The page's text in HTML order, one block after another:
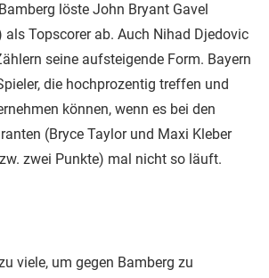
löste John Bryant Gavel
als Topscorer ab. Auch Nihad Djedovic
seine aufsteigende Form. Bayern
die hochprozentig treffen und
können, wenn es bei den
(Bryce Taylor und Maxi Kleber
zwei Punkte) mal nicht so läuft.
viele, um gegen Bamberg zu